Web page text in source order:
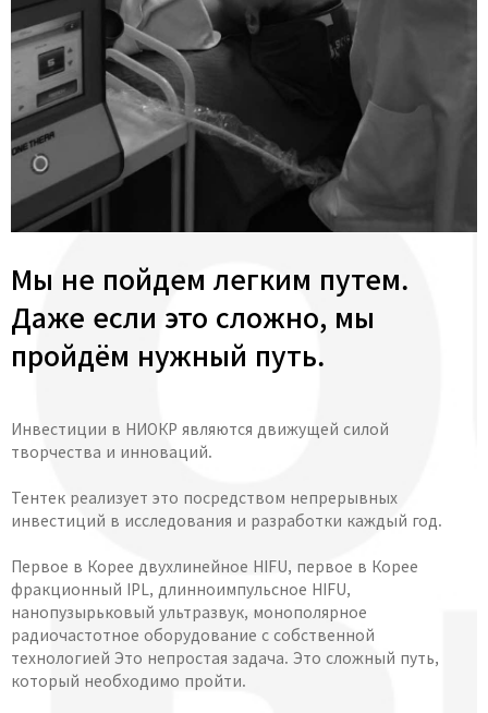
Мы не пойдем легким путем.
Даже если это сложно, мы
пройдём нужный путь.
Инвестиции в НИОКР являются движущей силой
творчества и инноваций.
Тентек реализует это посредством непрерывных
инвестиций в исследования и разработки каждый год.
Первое в Корее двухлинейное HIFU, первое в Корее
фракционный IPL, длинноимпульсное HIFU,
нанопузырьковый ультразвук, монополярное
радиочастотное оборудование с собственной
технологией Это непростая задача. Это сложный путь,
который необходимо пройти.